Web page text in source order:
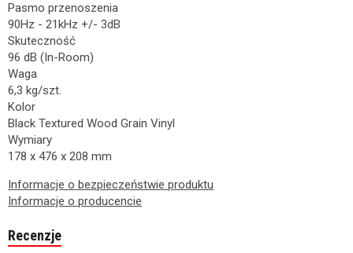
Pasmo przenoszenia
90Hz - 21kHz +/- 3dB
Skuteczność
96 dB (In-Room)
Waga
6,3 kg/szt.
Kolor
Black Textured Wood Grain Vinyl
Wymiary
178 x 476 x 208 mm
Informacje o bezpieczeństwie produktu
Informacje o producencie
Recenzje